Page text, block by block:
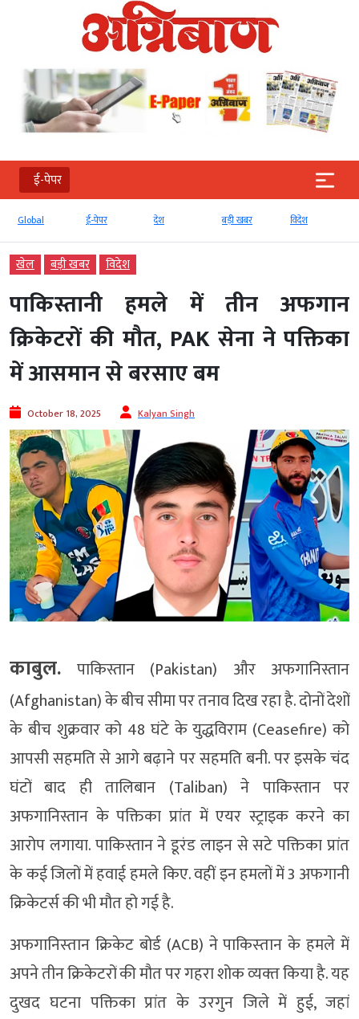
ई-पेपर
Global ई-पेपर देश बड़ी खबर विदेश
खेल बड़ी खबर विदेश
पाकिस्तानी हमले में तीन अफगान
क्रिकेटरों की मौत, PAK सेना ने पक्तिका
में आसमान से बरसाए बम
October 18, 2025 Kalyan Singh
काबुल. पाकिस्तान (Pakistan) और अफगानिस्तान
(Afghanistan) के बीच सीमा पर तनाव दिख रहा है. दोनों देशों
के बीच शुक्रवार को 48 घंटे के युद्धविराम (Ceasefire) को
आपसी सहमति से आगे बढ़ाने पर सहमति बनी. पर इसके चंद
घंटों बाद ही तालिबान (Taliban) ने पाकिस्तान पर
अफगानिस्तान के पक्तिका प्रांत में एयर स्ट्राइक करने का
आरोप लगाया. पाकिस्तान ने डूरंड लाइन से सटे पक्तिका प्रांत
के कई जिलों में हवाई हमले किए. वहीं इन हमलों में 3 अफगानी
क्रिकेटर्स की भी मौत हो गई है.
अफगानिस्‍तान क्रिकेट बोर्ड (ACB) ने पाकिस्‍तान के हमले में
अपने तीन क्रिकेटरों की मौत पर गहरा शोक व्‍यक्‍त किया है. यह
दुखद घटना पक्तिका प्रांत के उरगुन जिले में हुई, जहां